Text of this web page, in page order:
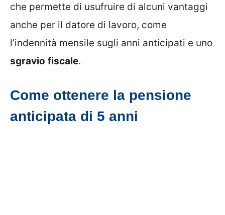
che permette di usufruire di alcuni vantaggi
anche per il datore di lavoro, come
l’indennità mensile sugli anni anticipati e uno
sgravio fiscale.
Come ottenere la pensione
anticipata di 5 anni